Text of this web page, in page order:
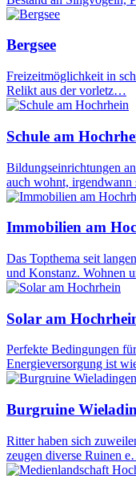
Bergsee
Freizeitmöglichkeit in
Relikt aus der vorletz…
Schule am
Bildungseinrichtungen
auch wohnt,
Immobilien am
Das Topthema seit
und Konstanz. Wohnen
Solar am
Perfekte Bedingungen
Energieversorgung ist
Burgruine
Ritter haben sich
zeugen diverse Ruinen